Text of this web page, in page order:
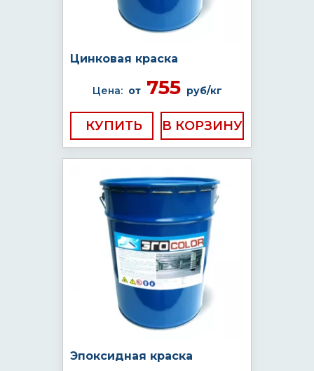
Цинковая краска
Цена: от755 руб/кг
КУПИТЬ
Эпоксидная краска